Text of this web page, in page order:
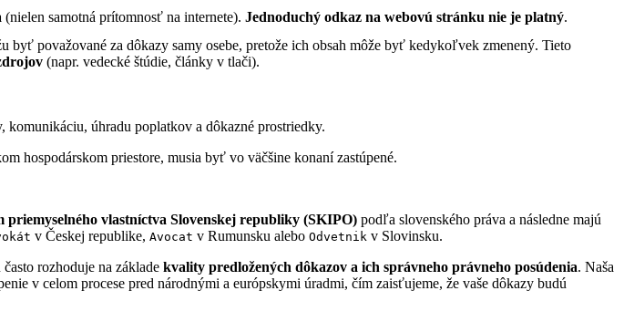
(nielen samotná prítomnosť na internete). Jednoduchý odkaz na webovú stránku nie je platný.
byť považované za dôkazy samy osebe, pretože ich obsah môže byť kedykoľvek zmenený. Tieto
(napr. vedecké štúdie, články v tlači).
úhradu poplatkov a dôkazné prostriedky.
hospodárskom priestore, musia byť vo väčšine konaní zastúpené.
priemyselného vlastníctva Slovenskej republiky (SKIPO) podľa slovenského práva a následne majú
v Českej republike, Avocat v Rumunsku alebo Odvetnik v Slovinsku.
rozhoduje na základe kvality predložených dôkazov a ich správneho právneho posúdenia. Naša
v celom procese pred národnými a európskymi úradmi, čím zaisťujeme, že vaše dôkazy budú